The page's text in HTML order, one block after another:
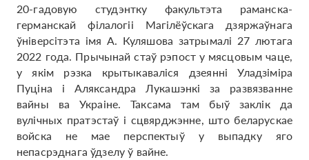
20-гадовую студэнтку факультэта раманска-
германскай філалогіі Магілёўскага дзяржаўнага
ўніверсітэта імя А. Куляшова затрымалі 27 лютага
2022 года. Прычынай стаў рэпост у мясцовым чаце,
у якім рэзка крытыкаваліся дзеянні Уладзіміра
Пуціна і Аляксандра Лукашэнкі за развязванне
вайны ва Украіне. Таксама там быў заклік да
вулічных пратэстаў і сцвярджэнне, што беларускае
войска не мае перспектыў у выпадку яго
непасрэднага ўдзелу ў вайне.